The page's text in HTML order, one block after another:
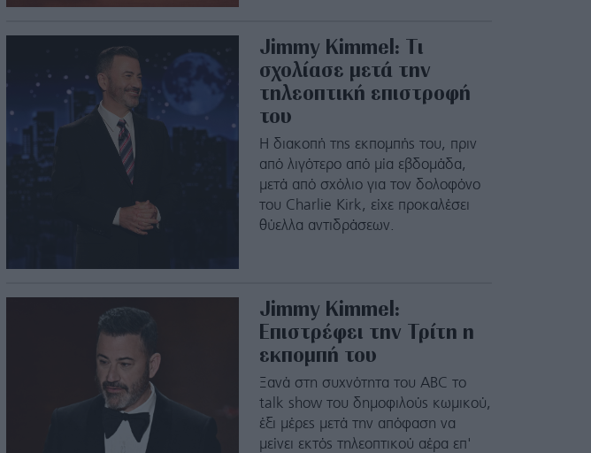
Jimmy Kimmel: Τι
σχολίασε μετά την
τηλεοπτική επιστροφή
του
Η διακοπή της εκπομπής του, πριν
από λιγότερο από μία εβδομάδα,
μετά από σχόλιο για τον δολοφόνο
του Charlie Kirk, είχε προκαλέσει
θύελλα αντιδράσεων.
Jimmy Kimmel:
Επιστρέφει την Τρίτη η
εκπομπή του
Ξανά στη συχνότητα του ABC το
talk show του δημοφιλούς κωμικού,
έξι μέρες μετά την απόφαση να
μείνει εκτός τηλεοπτικού αέρα επ'